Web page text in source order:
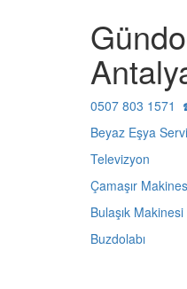
0507 803 1571
Beyaz Eşya
Televizyon
Çamaşır
Bulaşık Makinesi
Buzdolabı